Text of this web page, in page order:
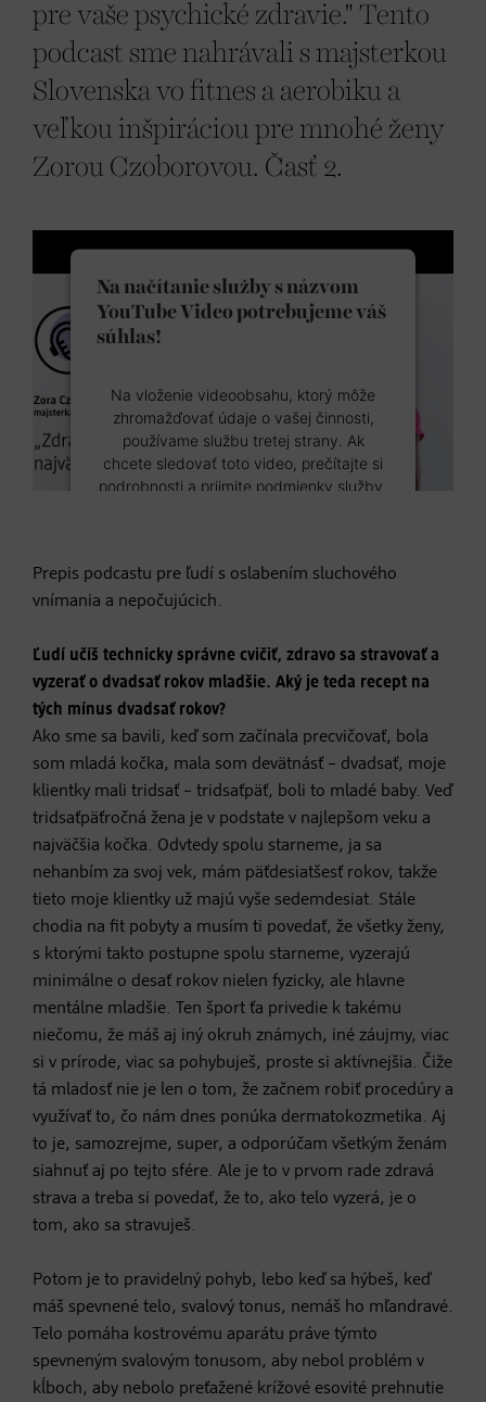
pre vaše psychické zdravie." Tento
podcast sme nahrávali s majsterkou
Slovenska vo fitnes a aerobiku a
veľkou inšpiráciou pre mnohé ženy
Zorou Czoborovou. Časť 2.
Na načítanie služby s názvom
YouTube Video potrebujeme váš
súhlas!
Na vloženie videoobsahu, ktorý môže
zhromažďovať údaje o vašej činnosti,
používame službu tretej strany. Ak
chcete sledovať toto video, prečítajte si
podrobnosti a prijmite podmienky služby.
Prepis podcastu pre ľudí s oslabením sluchového
vnímania a nepočujúcich.
Ľudí učíš technicky správne cvičiť, zdravo sa stravovať a
vyzerať o dvadsať rokov mladšie. Aký je teda recept na
tých mínus dvadsať rokov?
Ako sme sa bavili, keď som začínala precvičovať, bola
som mladá kočka, mala som devätnásť – dvadsať, moje
klientky mali tridsať – tridsaťpäť, boli to mladé baby. Veď
tridsaťpäťročná žena je v podstate v najlepšom veku a
najväčšia kočka. Odvtedy spolu starneme, ja sa
nehanbím za svoj vek, mám päťdesiatšesť rokov, takže
tieto moje klientky už majú vyše sedemdesiat. Stále
chodia na fit pobyty a musím ti povedať, že všetky ženy,
s ktorými takto postupne spolu starneme, vyzerajú
minimálne o desať rokov nielen fyzicky, ale hlavne
mentálne mladšie. Ten šport ťa privedie k takému
niečomu, že máš aj iný okruh známych, iné záujmy, viac
si v prírode, viac sa pohybuješ, proste si aktívnejšia. Čiže
tá mladosť nie je len o tom, že začnem robiť procedúry a
využívať to, čo nám dnes ponúka dermatokozmetika. Aj
to je, samozrejme, super, a odporúčam všetkým ženám
siahnuť aj po tejto sfére. Ale je to v prvom rade zdravá
strava a treba si povedať, že to, ako telo vyzerá, je o
tom, ako sa stravuješ.
Potom je to pravidelný pohyb, lebo keď sa hýbeš, keď
máš spevnené telo, svalový tonus, nemáš ho mľandravé.
Telo pomáha kostrovému aparátu práve týmto
spevneným svalovým tonusom, aby nebol problém v
kĺboch, aby nebolo preťažené krížové esovité prehnutie